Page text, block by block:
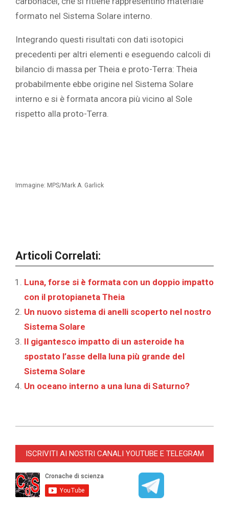
formato nel Sistema Solare interno.
Integrando questi risultati con dati isotopici
precedenti per altri elementi e eseguendo calcoli di
bilancio di massa per Theia e proto-Terra: Theia
probabilmente ebbe origine nel Sistema Solare
interno e si è formata ancora più vicino al Sole
rispetto alla proto-Terra.
Immagine: MPS/Mark A. Garlick
Articoli Correlati:
Luna, forse si è formata con un doppio impatto
con il protopianeta Theia
Un nuovo sistema di anelli scoperto nel nostro
Sistema Solare
Il gigantesco impatto di un asteroide ha
spostato l’asse della luna più grande del
Sistema Solare
Un oceano interno a una luna di Saturno?
11-
ISCRIVITI AI NOSTRI CANALI YOUTUBE E TELEGRAM